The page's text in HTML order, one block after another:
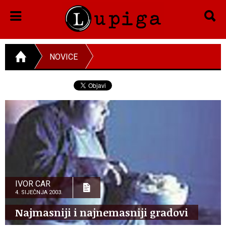
NOVICE
IVOR CAR
4. SIJEČNJA 2003.
Najmasniji i najnemasniji gradovi